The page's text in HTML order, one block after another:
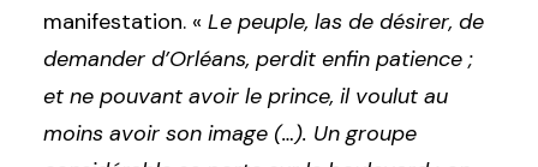
manifestation. « Le peuple, las de désirer, de
demander d’Orléans, perdit enfin patience ;
et ne pouvant avoir le prince, il voulut au
moins avoir son image (…). Un groupe